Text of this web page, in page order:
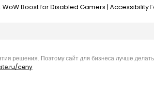
Boost for Disabled Gamers | Accessibility
решения. Поэтому сайт для бизнеса лучше
ceny